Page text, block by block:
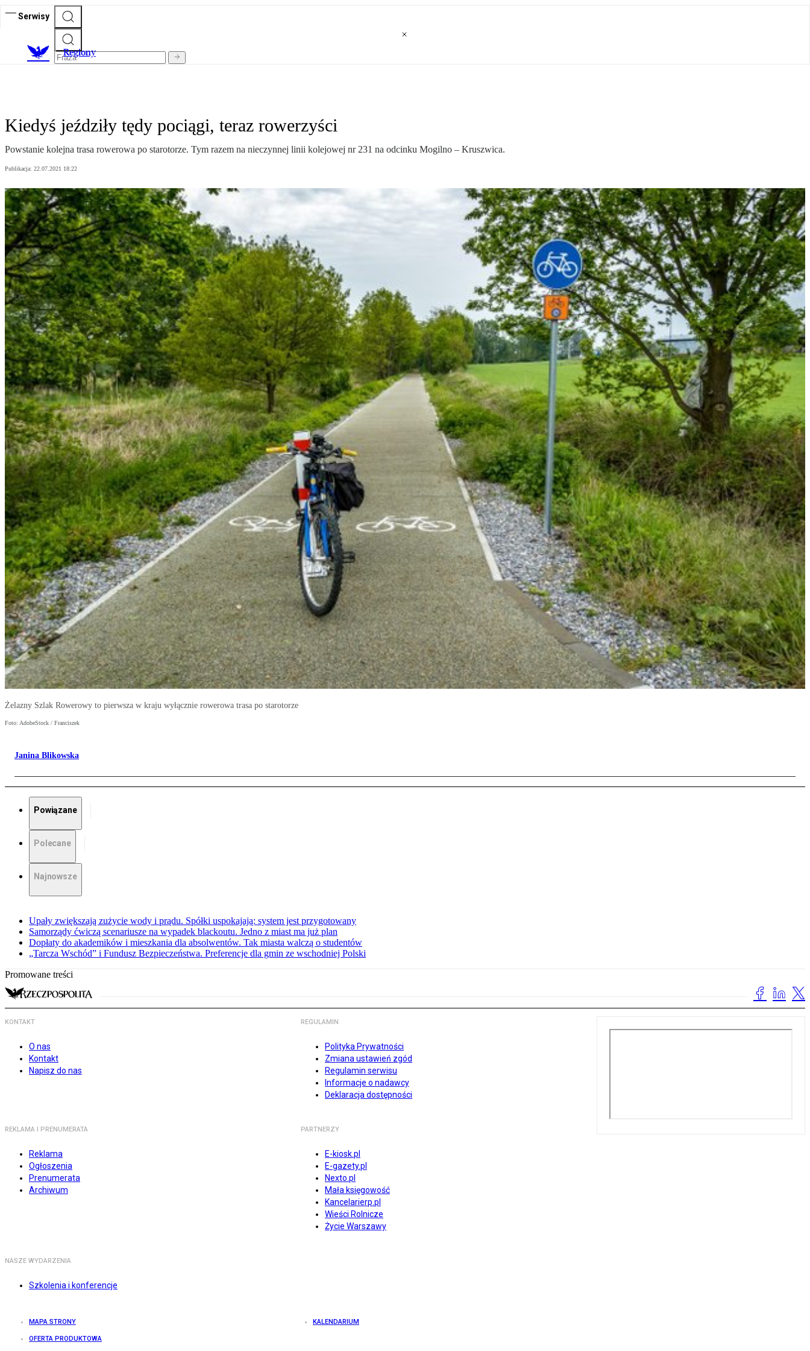
Serwisy
Regiony
Kiedyś jeździły tędy pociągi, teraz rowerzyści
Powstanie kolejna trasa rowerowa po starotorze. Tym razem na nieczynnej linii kolejowej nr 231 na odcinku Mogilno – Kruszwica.
Publikacja: 22.07.2021 18:22
Żelazny Szlak Rowerowy to pierwsza w kraju wyłącznie rowerowa trasa po starotorze
Foto: AdobeStock / Franciszek
Janina Blikowska
Powiązane
Polecane
Najnowsze
Upały zwiększają zużycie wody i prądu. Spółki uspokajają: system jest przygotowany
Samorządy ćwiczą scenariusze na wypadek blackoutu. Jedno z miast ma już plan
Dopłaty do akademików i mieszkania dla absolwentów. Tak miasta walczą o studentów
„Tarcza Wschód” i Fundusz Bezpieczeństwa. Preferencje dla gmin ze wschodniej Polski
Promowane treści
KONTAKT
O nas
Kontakt
Napisz do nas
REGULAMIN
Polityka Prywatności
Zmiana ustawień zgód
Regulamin serwisu
Informacje o nadawcy
Deklaracja dostępności
REKLAMA I PRENUMERATA
Reklama
Ogłoszenia
Prenumerata
Archiwum
PARTNERZY
E-kiosk.pl
E-gazety.pl
Nexto.pl
Mała księgowość
Kancelarierp.pl
Wieści Rolnicze
Życie Warszawy
NASZE WYDARZENIA
Szkolenia i konferencje
MAPA STRONY KALENDARIUM
OFERTA PRODUKTOWA